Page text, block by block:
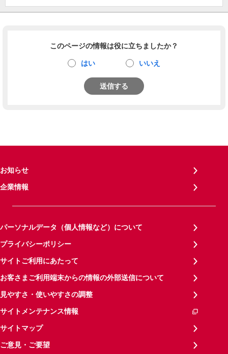
このページの情報は役に立ちましたか？
はい いいえ
送信する
お知らせ
企業情報
パーソナルデータ（個人情報など）について
プライバシーポリシー
サイトご利用にあたって
お客さまご利用端末からの情報の外部送信について
見やすさ・使いやすさの調整
サイトメンテナンス情報
サイトマップ
ご意見・ご要望